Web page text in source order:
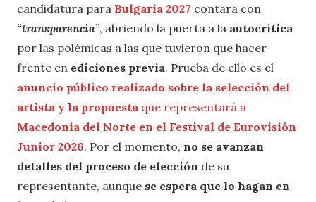
candidatura para Bulgaria 2027 contara con
“transparencia”, abriendo la puerta a la autocritica
por las polémicas a las que tuvieron que hacer
frente en ediciones previa. Prueba de ello es el
anuncio público realizado sobre la selección del
artista y la propuesta que representará a
Macedonia del Norte en el Festival de Eurovisión
Junior 2026. Por el momento, no se avanzan
detalles del proceso de elección de su
representante, aunque se espera que lo hagan en